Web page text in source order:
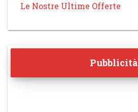
Le Nostre Ultime Offerte
Pubblicità